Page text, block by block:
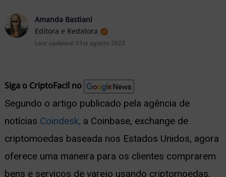
Amanda Bastiani
Editora e Redatora
Last updated: 01st agosto 2023
Siga o CriptoFacil no
Segundo o artigo publicado pela agência de
notícias Coindesk, a Coinbase, exchange de
criptomoedas baseada nos Estados Unidos, agora
oferece uma maneira para os clientes comprarem
bens e serviços de varejo usando criptomoedas,